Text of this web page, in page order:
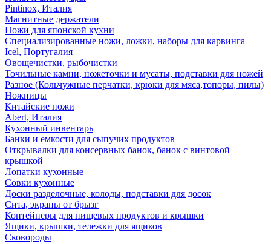
Pintinox, Италия
Магнитные держатели
Ножи для японской кухни
Специализированные ножи, ложки, наборы для карвинга
Icel, Португалия
Овощечистки, рыбочистки
Точильные камни, ножеточки и мусаты, подставки для ножей
Разное (Кольчужные перчатки, крюки для мяса,топоры, пилы)
Ножницы
Китайские ножи
Abert, Италия
Кухонный инвентарь
Банки и емкости для сыпучих продуктов
Открывалки для консервных банок, банок с винтовой
крышкой
Лопатки кухонные
Совки кухонные
Доски разделочные, колоды, подставки для досок
Сита, экраны от брызг
Контейнеры для пищевых продуктов и крышки
Ящики, крышки, тележки для ящиков
Сковороды